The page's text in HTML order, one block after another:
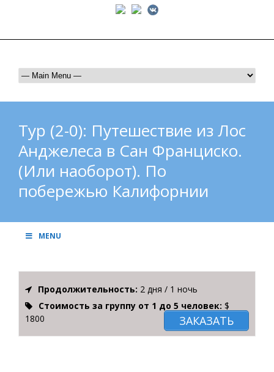
Тур (2-0): Путешествие из Лос
Анджелеса в Сан Франциско.
(Или наоборот). По
побережью Калифорнии
MENU
Продолжительность: 2 дня / 1 ночь
Стоимость за группу от 1 до 5 человек: $
1800
ЗАКАЗАТЬ